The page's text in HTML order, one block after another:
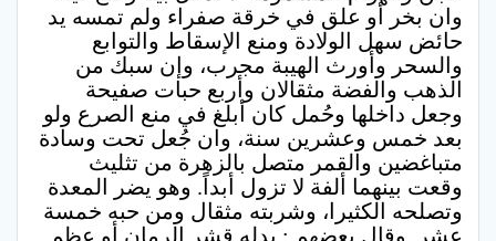
وان بخر أو علق في خرقة صفراء ولم تمسه يد
حائض سهل الولادة ومنع الإسقاط والتوابع
والسحر وأورث الهيبة مجرب، وإن سبك من
الذهب والفضة مثقالان وأربع حبات صفيحة
وجعل داخلها وحُمل كان أبلغ في منع الصرع ولو
بعد خمس وعشرين سنة، وان جُعل تحت وسادة
متباغضين والقمر متصل بالزهرة من تثليث
وقعت بينهما ألفة لا تزول أبداً. وهو يضر المعدة
وتصلحه الكثيرا، وشربته مثقال ومن حبه خمسة
عشر. وقال بعضهم : بدله قشر الرمان أو عظم